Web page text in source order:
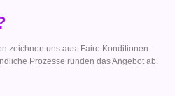
zeichnen uns aus. Faire Konditionen
Prozesse runden das Angebot ab.